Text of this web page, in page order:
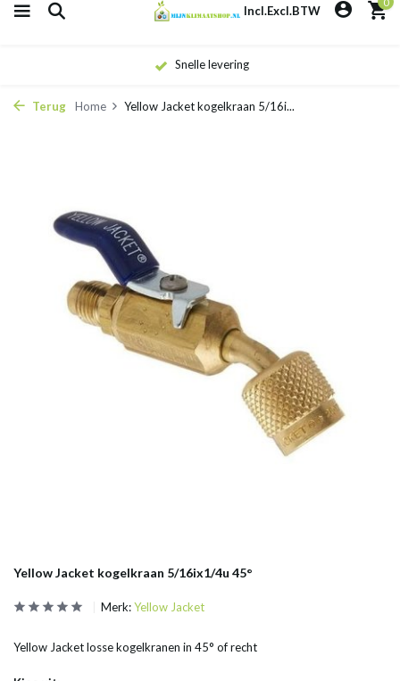
Incl.Excl.BTW
Snelle levering
Terug Home Yellow Jacket kogelkraan 5/16i...
Yellow Jacket kogelkraan 5/16ix1/4u 45°
Merk:Yellow Jacket
Yellow Jacket losse kogelkranen in 45° of recht